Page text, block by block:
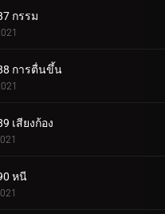
กรรม
การตื่นขึ้น
เสียงก้อง
หนี